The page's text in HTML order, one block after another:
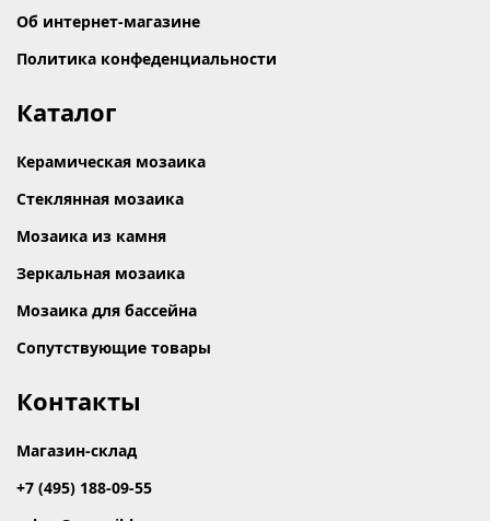
Об интернет-магазине
Политика конфеденциальности
Каталог
Керамическая мозаика
Стеклянная мозаика
Мозаика из камня
Зеркальная мозаика
Мозаика для бассейна
Сопутствующие товары
Контакты
Магазин-склад
+7 (495) 188-09-55